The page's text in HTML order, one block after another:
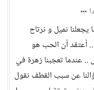
نميل و نرتاح
أن الحب هو
عندما تعجبنا زهرة في
عن سبب القطف نقول